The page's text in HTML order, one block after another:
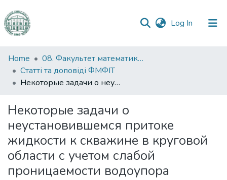
Log In (current)
Communities
&
Collections
Statistics
Home
08. Факультет математики, фізики та інформаційних технологій
Статті та доповіді ФМФІТ
Некоторые задачи о неустановившемся притоке жидкости к скважине в круговой области с учетом слабой проницаемости водоупора
Некоторые задачи о
неустановившемся притоке
жидкости к скважине в круговой
области с учетом слабой
проницаемости водоупора